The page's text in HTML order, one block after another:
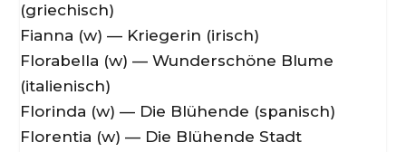
(griechisch)
Fianna (w) — Kriegerin (irisch)
Florabella (w) — Wunderschöne Blume
(italienisch)
Florinda (w) — Die Blühende (spanisch)
Florentia (w) — Die Blühende Stadt